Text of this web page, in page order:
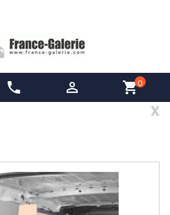
phone  shopping_cart0
x